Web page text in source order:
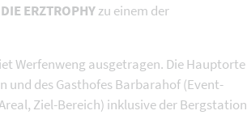
DIE ERZTROPHYzu einem der
Werfenweng ausgetragen. Die Hauptorte
und des Gasthofes Barbarahof (Event-
Ziel-Bereich) inklusive der Bergstation